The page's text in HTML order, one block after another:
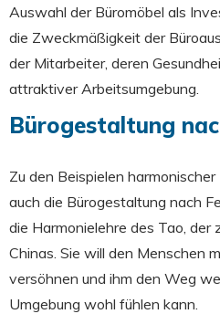
Auswahl der Büromöbel als
die Zweckmäßigkeit der
der Mitarbeiter, deren
attraktiver Arbeitsumgebung.
Bürogestaltung
Zu den Beispielen
auch die Bürogestaltung nach
die Harmonielehre des Tao, der
Chinas. Sie will den Menschen
versöhnen und ihm den Weg
Umgebung wohl fühlen kann.